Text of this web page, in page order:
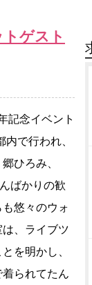
ゲスト
記念イベント
で行われ、
ひろみ、
ばかりの歓
悠々のウォ
、ライブツ
を明かし、
られてたん